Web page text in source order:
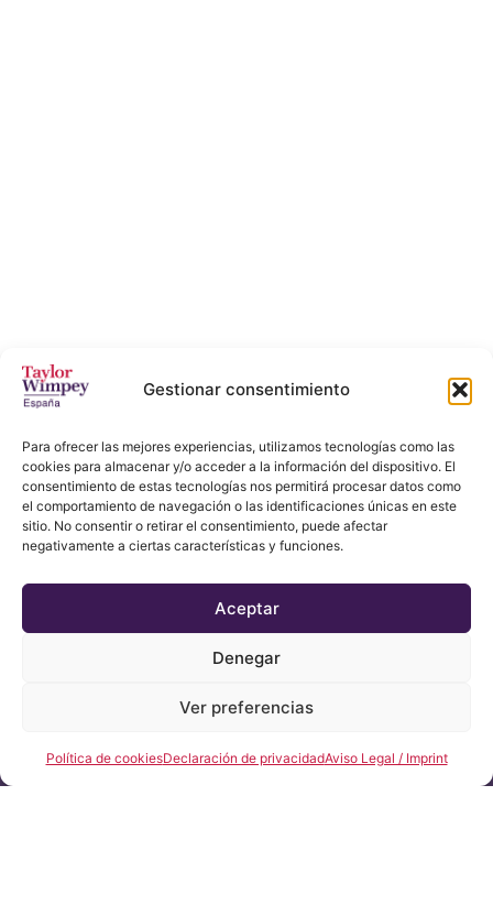
Gestionar consentimiento
Para ofrecer las mejores experiencias, utilizamos tecnologías como las
cookies para almacenar y/o acceder a la información del dispositivo. El
consentimiento de estas tecnologías nos permitirá procesar datos como
el comportamiento de navegación o las identificaciones únicas en este
sitio. No consentir o retirar el consentimiento, puede afectar
negativamente a ciertas características y funciones.
Aceptar
Denegar
Ver preferencias
Política de cookiesDeclaración de privacidadAviso Legal / Imprint
CONTACT